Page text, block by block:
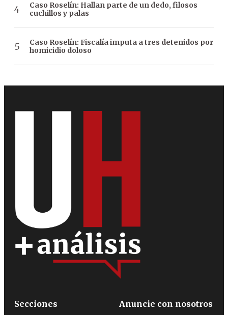
Caso Roselín: Hallan parte de un dedo, filosos
cuchillos y palas
Caso Roselín: Fiscalía imputa a tres detenidos por
homicidio doloso
Secciones
Anuncie con nosotros